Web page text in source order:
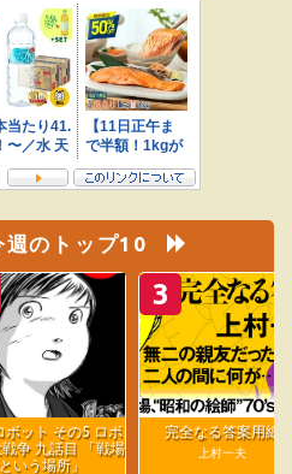
週のトップ10
ボット その5 ロボ
戦争 九話目 「戦場
という場所」
3
完全なる答案用紙
上村一夫